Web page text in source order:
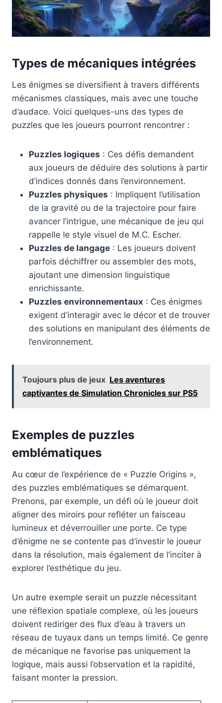
Types de mécaniques intégrées
Les énigmes se diversifient à travers différents
mécanismes classiques, mais avec une touche
d’audace. Voici quelques-uns des types de
puzzles que les joueurs pourront rencontrer :
Puzzles logiques : Ces défis demandent
aux joueurs de déduire des solutions à partir
d’indices donnés dans l’environnement.
Puzzles physiques : Impliquent l’utilisation
de la gravité ou de la trajectoire pour faire
avancer l’intrigue, une mécanique de jeu qui
rappelle le style visuel de M.C. Escher.
Puzzles de langage : Les joueurs doivent
parfois déchiffrer ou assembler des mots,
ajoutant une dimension linguistique
enrichissante.
Puzzles environnementaux : Ces énigmes
exigent d’interagir avec le décor et de trouver
des solutions en manipulant des éléments de
l’environnement.
Toujours plus de jeux Les aventures
captivantes de Simulation Chronicles sur PS5
Exemples de puzzles
emblématiques
Au cœur de l’expérience de « Puzzle Origins »,
des puzzles emblématiques se démarquent.
Prenons, par exemple, un défi où le joueur doit
aligner des miroirs pour refléter un faisceau
lumineux et déverrouiller une porte. Ce type
d’énigme ne se contente pas d’investir le joueur
dans la résolution, mais également de l’inciter à
explorer l’esthétique du jeu.
Un autre exemple serait un puzzle nécessitant
une réflexion spatiale complexe, où les joueurs
doivent rediriger des flux d’eau à travers un
réseau de tuyaux dans un temps limité. Ce genre
de mécanique ne favorise pas uniquement la
logique, mais aussi l’observation et la rapidité,
faisant monter la pression.